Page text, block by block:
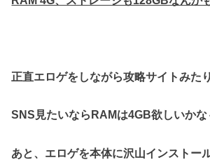
正直エロゲをしながら攻略サイトみたり
SNS見たいならRAMは4GB欲しいかな
あと、エロゲを本体に沢山インストー